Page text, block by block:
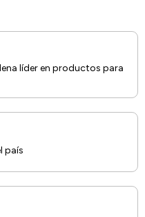
líder en productos para
país